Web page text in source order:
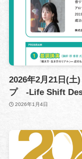
2026年2月21日(
プ -Life Shift
2026年1月4日